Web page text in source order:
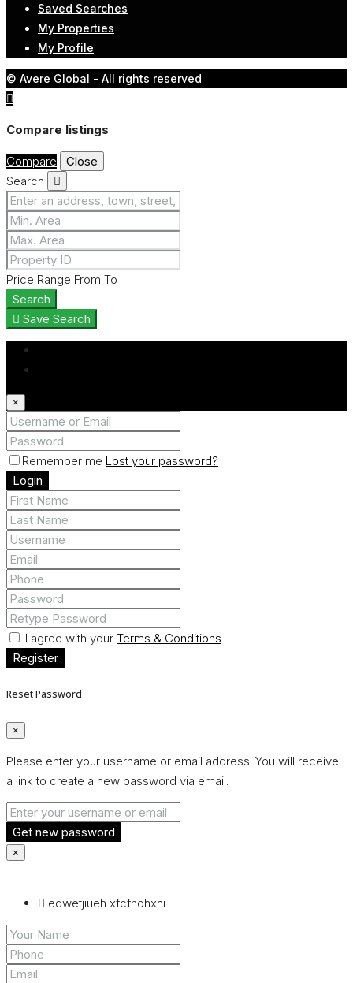
Saved Searches
My Properties
My Profile
© Avere Global - All rights reserved
Compare listings
Compare
Close
Search
Price Range From To
Search
Save Search
×
Remember me Lost your password?
Login
I agree with your Terms & Conditions
Register
Reset Password
×
Please enter your username or email address. You will receive
a link to create a new password via email.
Get new password
×
edwetjiueh xfcfnohxhi